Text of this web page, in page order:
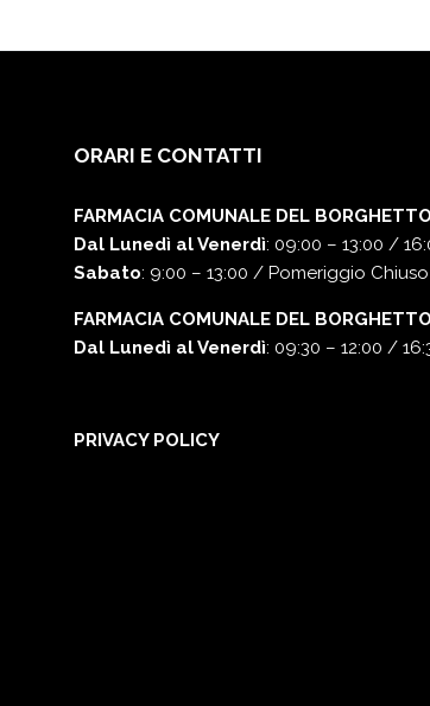
ORARI E CONTATTI
FARMACIA COMUNALE DEL BORGHETTO
Dal Lunedì al Venerdì: 09:00 – 13:00 /
Sabato: 9:00 – 13:00 / Pomeriggio Chiuso
FARMACIA COMUNALE DEL
Dal Lunedì al Venerdì: 09:30 – 12:00 /
PRIVACY POLICY